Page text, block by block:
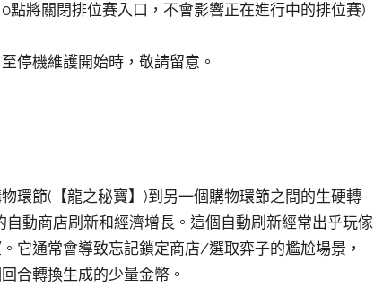
點將關閉排位賽入口，不會影響正在進行中的排位賽)
停機維護開始時，敬請留意。
環節(【龍之秘寶】)到另一個購物環節之間的生硬轉
動商店刷新和經濟增長。這個自動刷新經常出乎玩傢
它通常會導致忘記鎖定商店/選取弈子的尷尬場景，
合轉換生成的少量金幣。